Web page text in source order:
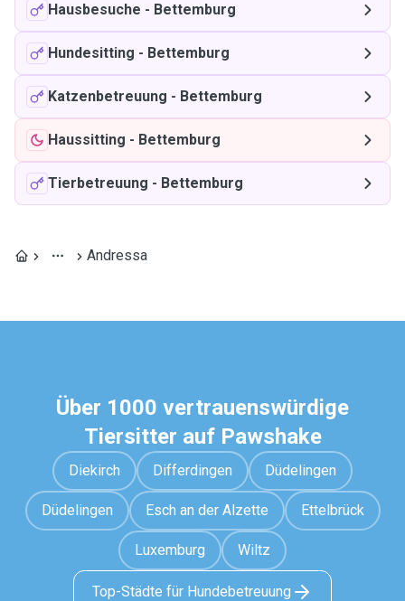
Hausbesuche - Bettemburg
Hundesitting - Bettemburg
Katzenbetreuung - Bettemburg
Haussitting - Bettemburg
Tierbetreuung - Bettemburg
Andressa
Über 1000 vertrauenswürdige
Tiersitter auf Pawshake
Diekirch Differdingen Düdelingen
Düdelingen Esch an der Alzette Ettelbrück
Luxemburg Wiltz
Top-Städte für Hundebetreuung